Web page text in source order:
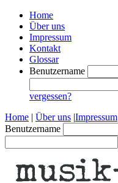
Home
Über uns
Impressum
Kontakt
Glossar
Benutzername
vergessen?
Home | Über uns |Impressum
Benutzername